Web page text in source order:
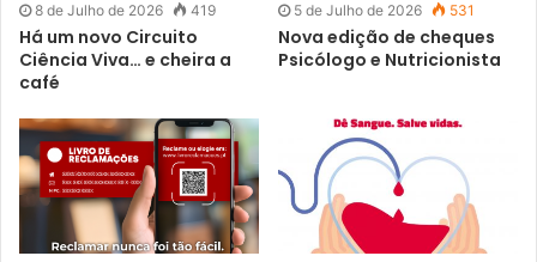
8 de Julho de 2026 419
Há um novo Circuito
Ciência Viva… e cheira a
café
5 de Julho de 2026 531
Nova edição de cheques
Psicólogo e Nutricionista